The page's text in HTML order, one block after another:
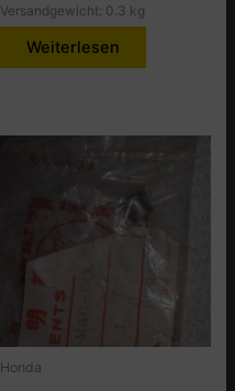
Versandgewicht: 0.3 kg
Weiterlesen
Honda